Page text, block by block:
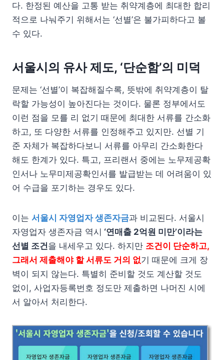
다. 한정된 예산을 고통 받는 취약계층에 최대한 합리
적으로 나눠주기 위해서는 ‘선별’은 불가피하다고 볼
수 있다.
서울시의 유사 제도, ‘단순함’의 미덕
문제는 ‘선별’이 복잡해질수록, 뜻밖에 취약계층이 탈
락할 가능성이 높아진다는 것이다. 물론 정부에서도
이런 점을 모를 리 없기 때문에 최대한 서류를 간소화
하고, 또 다양한 서류를 인정해주고 있지만. 선별 기
준 자체가 복잡하다보니 서류를 아무리 간소화한다
해도 한계가 있다. 특고, 프리랜서 중에는 노무제공확
인서나 노무미제공확인서를 발급받는 데 어려움이 있
어 수급을 포기하는 경우도 있다.
이는 서울시 자영업자 생존자금과 비교된다. 서울시
자영업자 생존자금 역시 ‘연매출 2억원 미만’이라는
선별 조건을 내세우고 있다. 하지만 조건이 단순하고,
그래서 제출해야 할 서류도 거의 없기 때문에 크게 장
벽이 되지 않는다. 특별히 준비할 것도 계산할 것도
없이, 사업자등록번호 정도만 제출하면 나머진 시에
서 알아서 처리한다.